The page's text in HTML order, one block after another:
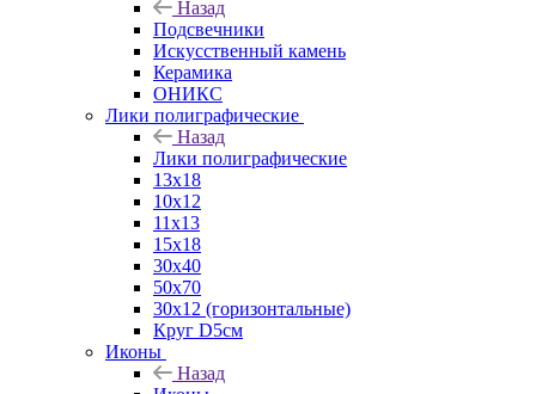
Назад
Подсвечники
Искусственный камень
Керамика
ОНИКС
Лики полиграфические
Назад
Лики полиграфические
13x18
10x12
11х13
15х18
30x40
50x70
30x12 (горизонтальные)
Круг D5см
Иконы
Назад